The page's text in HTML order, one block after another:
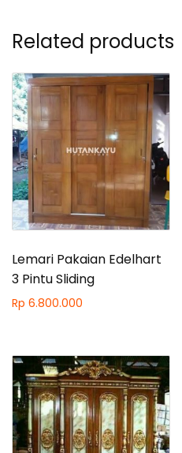
Related products
Lemari Pakaian Edelhart
3 Pintu Sliding
Rp 6.800.000